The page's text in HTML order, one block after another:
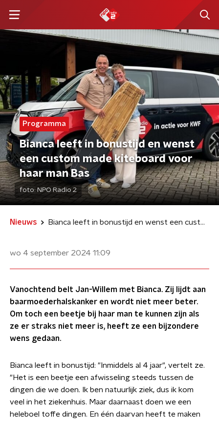
Programma
Bianca leeft in bonustijd en wenst
een custom made kiteboard voor
haar man Bas
foto: NPO Radio 2
Nieuws Bianca leeft in bonustijd en wenst een custom made kiteboard voor haar man Bas
wo 4 september 2024 11:09
Vanochtend belt Jan-Willem met Bianca. Zij lijdt aan
baarmoederhalskanker en wordt niet meer beter.
Om toch een beetje bij haar man te kunnen zijn als
ze er straks niet meer is, heeft ze een bijzondere
wens gedaan.
Bianca leeft in bonustijd: "Inmiddels al 4 jaar", vertelt ze.
"Het is een beetje een afwisseling steeds tussen de
dingen die we doen. Ik ben natuurlijk ziek, dus ik kom
veel in het ziekenhuis. Maar daarnaast doen we een
heleboel toffe dingen. En één daarvan heeft te maken